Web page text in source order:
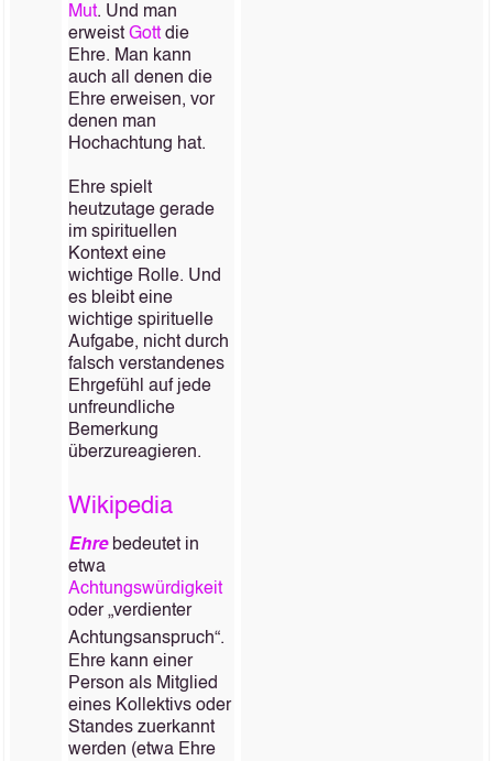
Mut. Und man
erweist Gottdie
Ehre. Man kann
auch all denen die
Ehre erweisen, vor
denen man
Hochachtung hat.
Ehre spielt
heutzutage gerade
im spirituellen
Kontext eine
wichtige Rolle. Und
es bleibt eine
wichtige spirituelle
Aufgabe, nicht durch
falsch verstandenes
Ehrgefühl auf jede
unfreundliche
Bemerkung
überzureagieren.
Wikipedia
Ehre bedeutet in
etwa
Achtungswürdigkeit
oder „verdienter
Achtungsanspruch“.
Ehre kann einer
Person als Mitglied
eines Kollektivs oder
Standes zuerkannt
werden (etwa Ehre